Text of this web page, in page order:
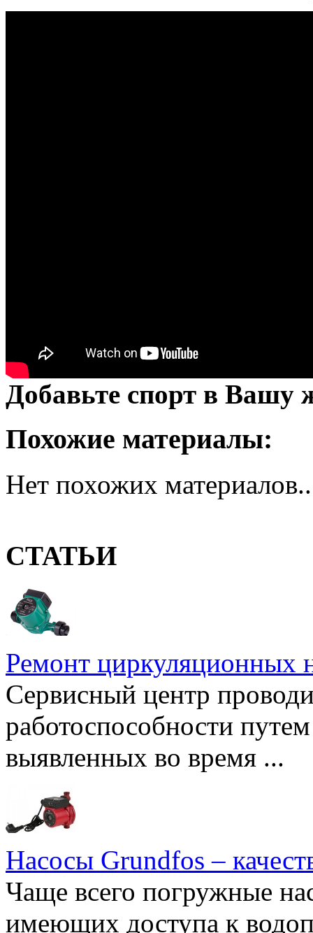
Добавьте спорт в Вашу
Похожие материалы:
Нет похожих
СТАТЬИ
Ремонт циркуляционных
Сервисный центр
работоспособности
выявленных во время ...
Насосы Grundfos –
Чаще всего погружные
имеющих доступа к